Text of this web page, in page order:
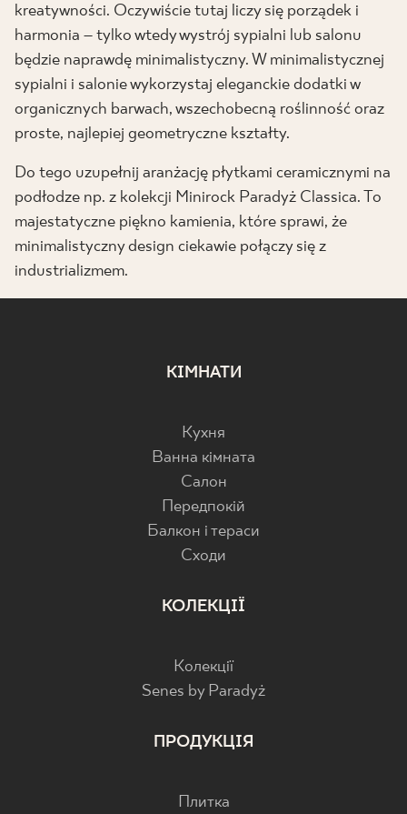
kreatywności. Oczywiście tutaj liczy się porządek i
harmonia – tylko wtedy wystrój sypialni lub salonu
będzie naprawdę minimalistyczny. W minimalistycznej
sypialni i salonie wykorzystaj eleganckie dodatki w
organicznych barwach, wszechobecną roślinność oraz
proste, najlepiej geometryczne kształty.
Do tego uzupełnij aranżację płytkami ceramicznymi na
podłodze np. z kolekcji Minirock Paradyż Classica. To
majestatyczne piękno kamienia, które sprawi, że
minimalistyczny design ciekawie połączy się z
industrializmem.
КІМНАТИ
Кухня
Ванна кімната
Салон
Передпокій
Балкон і тераси
Cходи
КОЛЕКЦІЇ
Колекції
Senes by Paradyż
ПРОДУКЦІЯ
Плитка